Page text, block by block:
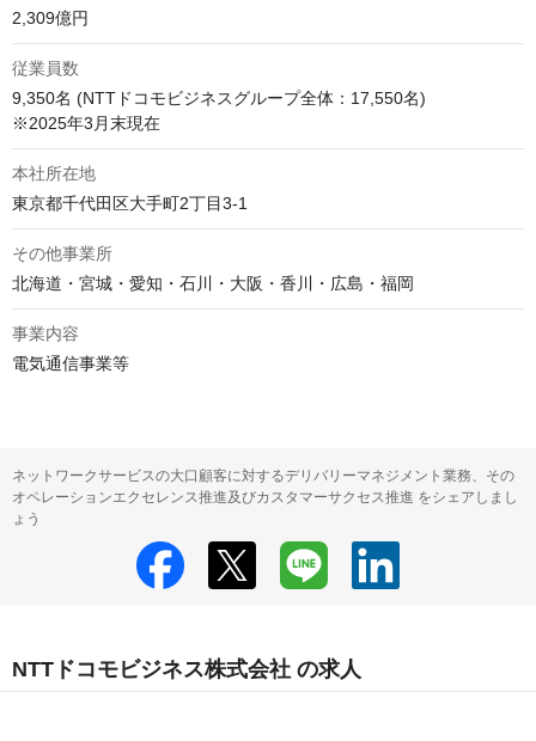
2,309億円
従業員数
9,350名 (NTTドコモビジネスグループ全体：17,550名)
※2025年3月末現在
本社所在地
東京都千代田区大手町2丁目3-1
その他事業所
北海道・宮城・愛知・石川・大阪・香川・広島・福岡
事業内容
電気通信事業等
ネットワークサービスの大口顧客に対するデリバリーマネジメント業務、その
オペレーションエクセレンス推進及びカスタマーサクセス推進 をシェアしまし
ょう
NTTドコモビジネス株式会社 の求人